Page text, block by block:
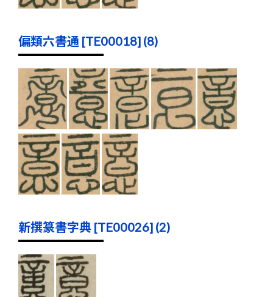
偏類六書通 [TE00018] (8)
新撰篆書字典 [TE00026] (2)